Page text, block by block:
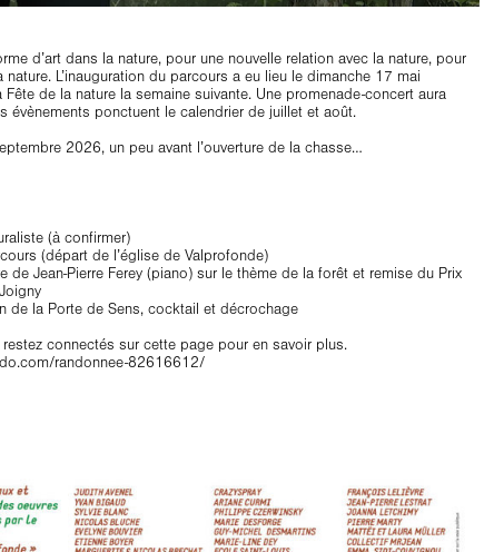
d’art dans la nature, pour une nouvelle relation avec la nature, pour
L’inauguration du parcours a eu lieu le dimanche 17 mai
de la nature la semaine suivante. Une promenade-concert aura
évènements ponctuent le calendrier de juillet et août.
2026, un peu avant l’ouverture de la chasse…
(à confirmer)
(départ de l’église de Valprofonde)
Jean-Pierre Ferey (piano) sur le thème de la forêt et remise du Prix
de la Porte de Sens, cocktail et décrochage
connectés sur cette page pour en savoir plus.
randonnee-82616612/